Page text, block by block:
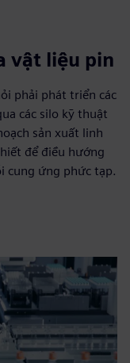
vật liệu pin
phải phát triển các
các silo kỹ thuật
sản xuất linh
để điều hướng
cung ứng phức tạp.